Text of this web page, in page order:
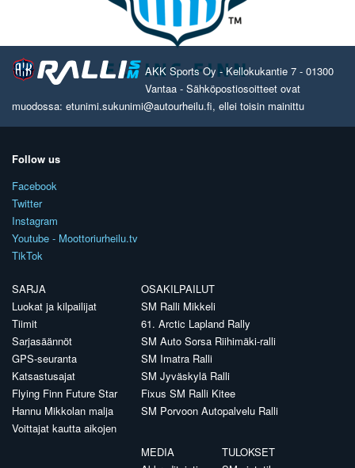
AKK Sports Oy - Kellokukantie 7 - 01300
Vantaa - Sähköpostiosoitteet ovat
muodossa: etunimi.sukunimi@autourheilu.fi, ellei toisin mainittu
Follow us
Facebook
Twitter
Instagram
Youtube - Moottoriurheilu.tv
TikTok
SARJA
Luokat ja kilpailijat
Tiimit
Sarjasäännöt
GPS-seuranta
Katsastusajat
Flying Finn Future Star
Hannu Mikkolan malja
Voittajat kautta aikojen
OSAKILPAILUT
SM Ralli Mikkeli
61. Arctic Lapland Rally
SM Auto Sorsa Riihimäki-ralli
SM Imatra Ralli
SM Jyväskylä Ralli
Fixus SM Ralli Kitee
SM Porvoon Autopalvelu Ralli
MEDIA
TULOKSET